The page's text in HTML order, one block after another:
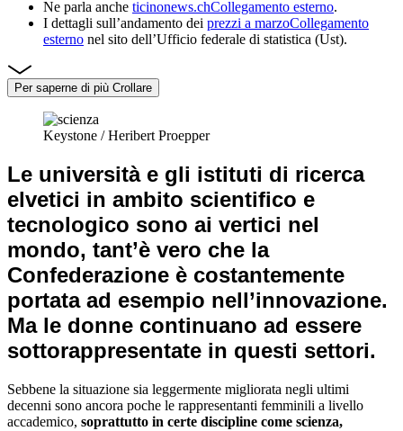
Ne parla anche ticinonews.chCollegamento esterno.
I dettagli sull’andamento dei prezzi a marzoCollegamento
esterno nel sito dell’Ufficio federale di statistica (Ust).
Per saperne di più Crollare
Keystone / Heribert Proepper
Le università e gli istituti di ricerca
elvetici in ambito scientifico e
tecnologico sono ai vertici nel
mondo, tant’è vero che la
Confederazione è costantemente
portata ad esempio nell’innovazione.
Ma le donne continuano ad essere
sottorappresentate in questi settori.
Sebbene la situazione sia leggermente migliorata negli ultimi
decenni sono ancora poche le rappresentanti femminili a livello
accademico, soprattutto in certe discipline come scienza,